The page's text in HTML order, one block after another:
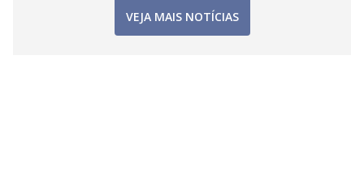
VEJA MAIS NOTÍCIAS